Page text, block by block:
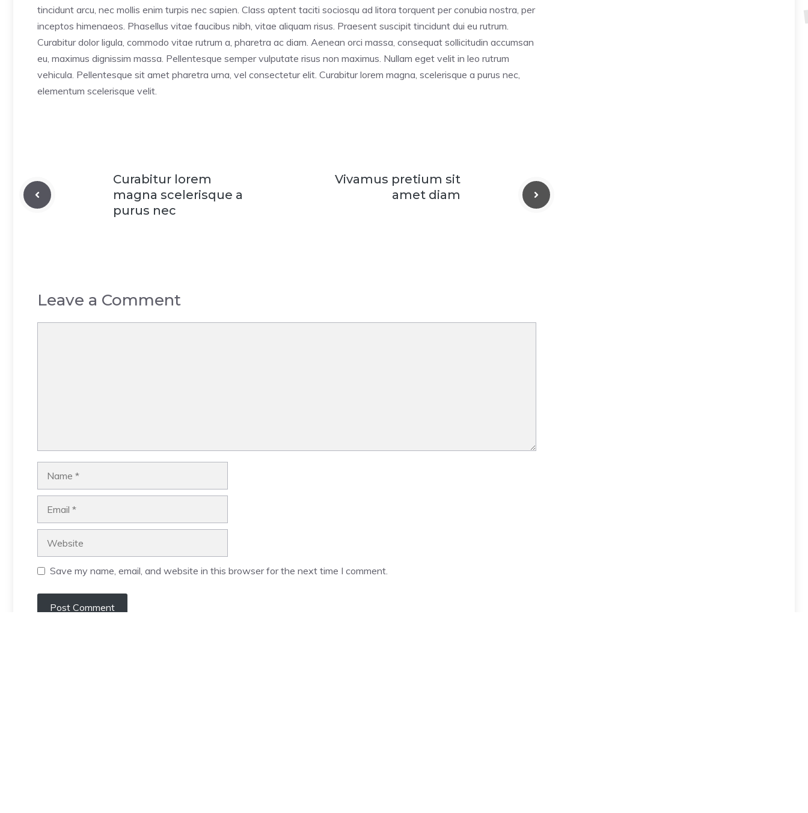
tincidunt arcu, nec mollis enim turpis nec sapien. Class aptent taciti sociosqu ad litora torquent per conubia nostra, per
inceptos himenaeos. Phasellus vitae faucibus nibh, vitae aliquam risus. Praesent suscipit tincidunt dui eu rutrum.
Curabitur dolor ligula, commodo vitae rutrum a, pharetra ac diam. Aenean orci massa, consequat sollicitudin accumsan
eu, maximus dignissim massa. Pellentesque semper vulputate risus non maximus. Nullam eget velit in leo rutrum
vehicula. Pellentesque sit amet pharetra urna, vel consectetur elit. Curabitur lorem magna, scelerisque a purus nec,
elementum scelerisque velit.
Curabitur lorem
magna scelerisque a
purus nec
Vivamus pretium sit
amet diam
Leave a Comment
Save my name, email, and website in this browser for the next time I comment.